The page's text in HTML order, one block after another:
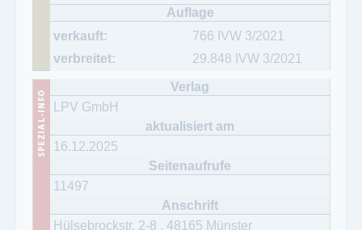
766 IVW 3/2021
29.848 IVW 3/2021
LPV GmbH
16.12.2025
11497
Hülsebrockstr. 2-8 , 48165 Münster